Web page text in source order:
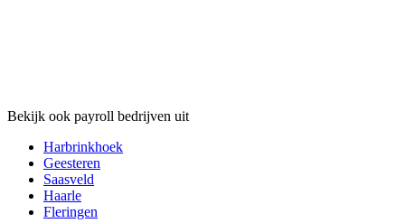
Bekijk ook payroll bedrijven uit
Harbrinkhoek
Geesteren
Saasveld
Haarle
Fleringen